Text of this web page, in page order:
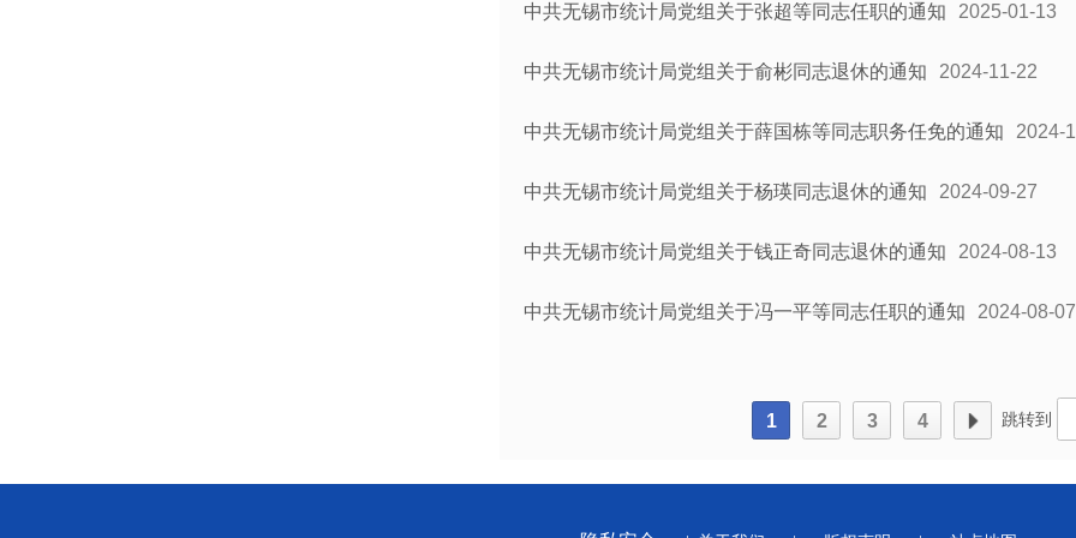
中共无锡市统计局党组关于张超等同志任职的通知 2025-01-13
中共无锡市统计局党组关于俞彬同志退休的通知 2024-11-22
中共无锡市统计局党组关于薛国栋等同志职务任免的通知 2024-
中共无锡市统计局党组关于杨瑛同志退休的通知 2024-09-27
中共无锡市统计局党组关于钱正奇同志退休的通知 2024-08-13
中共无锡市统计局党组关于冯一平等同志任职的通知 2024-08-07
1 2 3 4 跳转到